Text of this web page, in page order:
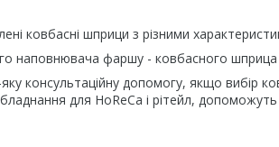
ковбасні шприци з різними
наповнювача фаршу - ковбасного
консультаційну допомогу, якщо вибір
для HoReCa і рітейл,